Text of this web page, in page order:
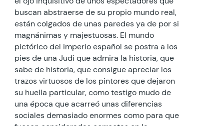
buscan abstraerse de su propio mundo real,
están colgados de unas paredes ya de por si
magnánimas y majestuosas. El mundo
pictórico del imperio español se postra a los
pies de una Judi que admira la historia, que
sabe de historia, que consigue apreciar los
trazos virtuosos de los pintores que dejaron
su huella particular, como testigo mudo de
una época que acarreó unas diferencias
sociales demasiado enormes como para que